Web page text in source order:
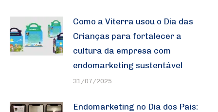
Como a Viterra usou o Dia das
Crianças para fortalecer a
cultura da empresa com
endomarketing sustentável
31/07/2025
Endomarketing no Dia dos Pais: